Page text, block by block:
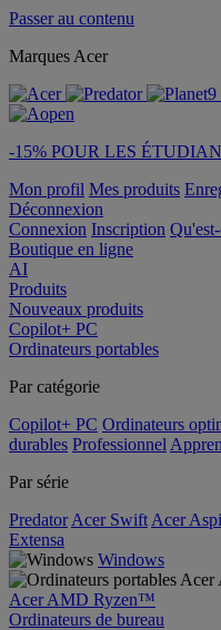
Passer au contenu
Marques Acer
-15% POUR LES
Mon profil Mes produits
Déconnexion
Connexion Inscription
Boutique en ligne
AI
Produits
Nouveaux produits
Copilot+ PC
Ordinateurs portables
Par catégorie
Copilot+ PC Ordinateurs
durables Professionnel
Par série
Predator Acer Swift Acer
Extensa
Windows
Acer AMD Ryzen™
Ordinateurs de bureau